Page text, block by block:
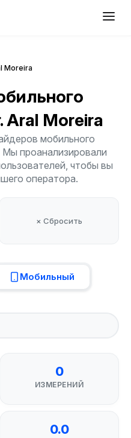
Moreira
Aral Moreira
мобильного
Мы проанализировали
чтобы вы
оператора.
× Сбросить
Мобильный
0
ИЗМЕРЕНИЙ
0.0